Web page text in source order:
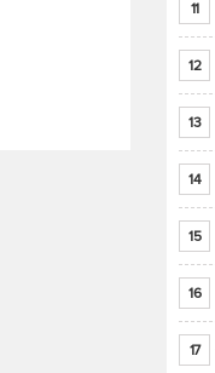
11
12
13
14
15
16
17